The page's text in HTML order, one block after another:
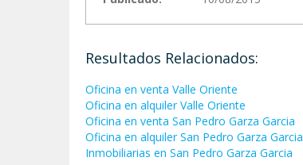
Resultados Relacionados:
Oficina en venta Valle Oriente
Oficina en alquiler Valle Oriente
Oficina en venta San Pedro Garza Garci­a
Oficina en alquiler San Pedro Garza Garci­a
Inmobiliarias en San Pedro Garza Garci­a